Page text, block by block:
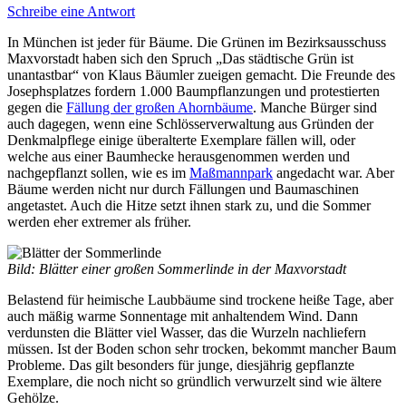
Schreibe eine Antwort
In München ist jeder für Bäume. Die Grünen im Bezirksausschuss
Maxvorstadt haben sich den Spruch „Das städtische Grün ist
unantastbar“ von Klaus Bäumler zueigen gemacht. Die Freunde des
Josephsplatzes fordern 1.000 Baumpflanzungen und protestierten
gegen die Fällung der großen Ahornbäume. Manche Bürger sind
auch dagegen, wenn eine Schlösserverwaltung aus Gründen der
Denkmalpflege einige überalterte Exemplare fällen will, oder
welche aus einer Baumhecke herausgenommen werden und
nachgepflanzt sollen, wie es im Maßmannpark angedacht war. Aber
Bäume werden nicht nur durch Fällungen und Baumaschinen
angetastet. Auch die Hitze setzt ihnen stark zu, und die Sommer
werden eher extremer als früher.
Bild: Blätter einer großen Sommerlinde in der Maxvorstadt
Belastend für heimische Laubbäume sind trockene heiße Tage, aber
auch mäßig warme Sonnentage mit anhaltendem Wind. Dann
verdunsten die Blätter viel Wasser, das die Wurzeln nachliefern
müssen. Ist der Boden schon sehr trocken, bekommt mancher Baum
Probleme. Das gilt besonders für junge, diesjährig gepflanzte
Exemplare, die noch nicht so gründlich verwurzelt sind wie ältere
Gehölze.